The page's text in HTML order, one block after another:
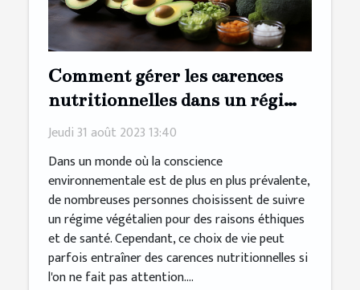
Comment gérer les carences
nutritionnelles dans un régime
végétalien
Jeudi 31 août 2023 13:40
Dans un monde où la conscience
environnementale est de plus en plus prévalente,
de nombreuses personnes choisissent de suivre
un régime végétalien pour des raisons éthiques
et de santé. Cependant, ce choix de vie peut
parfois entraîner des carences nutritionnelles si
l'on ne fait pas attention....